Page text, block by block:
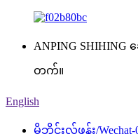
ANPING
တက်။
English
မိုဘိုင်းလ်ဖုန်း/Wechat-